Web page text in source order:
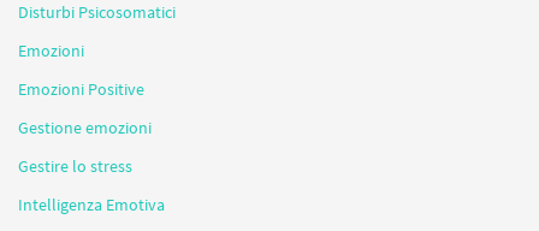
Disturbi Psicosomatici
Emozioni
Emozioni Positive
Gestione emozioni
Gestire lo stress
Intelligenza Emotiva